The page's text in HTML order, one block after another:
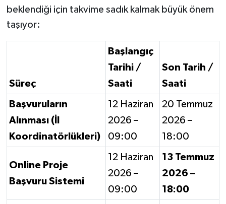
beklendiği için takvime sadık kalmak büyük önem
taşıyor:
Süreç
Başlangıç
Tarihi /
Saati
Son Tarih /
Saati
Başvuruların
Alınması (İl
Koordinatörlükleri)
12 Haziran
2026 –
09:00
20 Temmuz
2026 –
18:00
Online Proje
Başvuru Sistemi
12 Haziran
2026 –
09:00
13 Temmuz
2026 –
18:00